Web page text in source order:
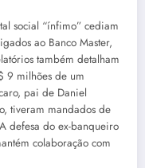
social “ínfimo” cediam
ao Banco Master,
também detalham
9 milhões de um
pai de Daniel
tiveram mandados de
defesa do ex-banqueiro
colaboração com